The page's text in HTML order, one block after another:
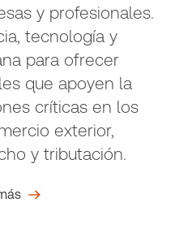
y profesionales.
tecnología y
para ofrecer
que apoyen la
críticas en los
exterior,
y tributación.